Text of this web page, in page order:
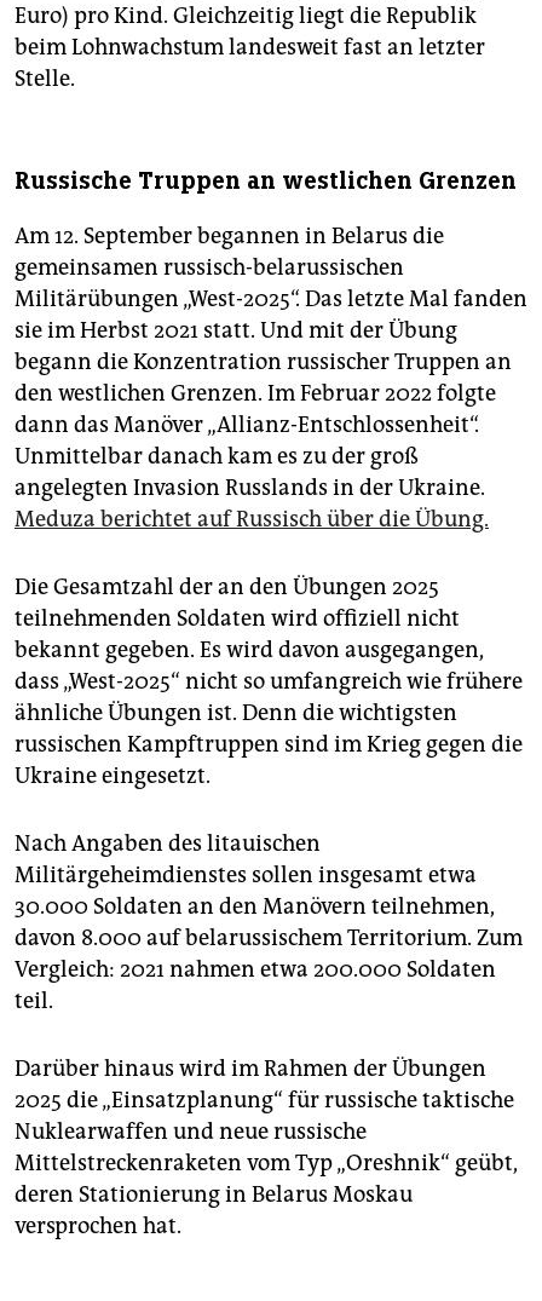
Euro) pro Kind. Gleichzeitig liegt die Republik
beim Lohnwachstum landesweit fast an letzter
Stelle.
Russische Truppen an westlichen Grenzen
Am 12. September begannen in Belarus die
gemeinsamen russisch-belarussischen
Militärübungen „West-2025“. Das letzte Mal fanden
sie im Herbst 2021 statt. Und mit der Übung
begann die Konzentration russischer Truppen an
den westlichen Grenzen. Im Februar 2022 folgte
dann das Manöver „Allianz-Entschlossenheit“.
Unmittelbar danach kam es zu der groß
angelegten Invasion Russlands in der Ukraine.
Meduza berichtet auf Russisch über die Übung.
Die Gesamtzahl der an den Übungen 2025
teilnehmenden Soldaten wird offiziell nicht
bekannt gegeben. Es wird davon ausgegangen,
dass „West-2025“ nicht so umfangreich wie frühere
ähnliche Übungen ist. Denn die wichtigsten
russischen Kampftruppen sind im Krieg gegen die
Ukraine eingesetzt.
Nach Angaben des litauischen
Militärgeheimdienstes sollen insgesamt etwa
30.000 Soldaten an den Manövern teilnehmen,
davon 8.000 auf belarussischem Territorium. Zum
Vergleich: 2021 nahmen etwa 200.000 Soldaten
teil.
Darüber hinaus wird im Rahmen der Übungen
2025 die „Einsatzplanung“ für russische taktische
Nuklearwaffen und neue russische
Mittelstreckenraketen vom Typ „Oreshnik“ geübt,
deren Stationierung in Belarus Moskau
versprochen hat.